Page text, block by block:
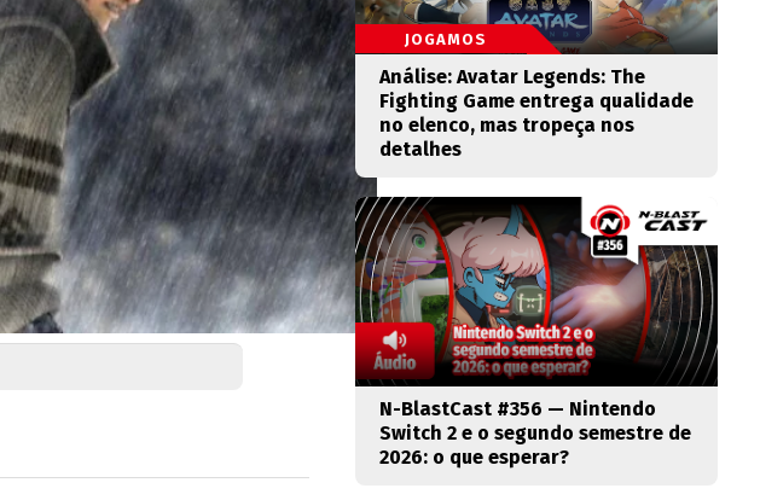
JOGAMOS
Análise: Avatar Legends: The
Fighting Game entrega qualidade
no elenco, mas tropeça nos
detalhes
N-BlastCast #356 — Nintendo
Switch 2 e o segundo semestre de
2026: o que esperar?